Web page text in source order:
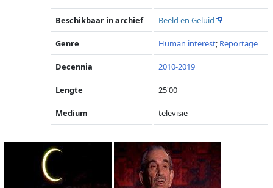
Beschikbaar in archief Beeld en Geluid
Genre Human interest; Reportage
Decennia 2010-2019
Lengte 25'00
Medium televisie